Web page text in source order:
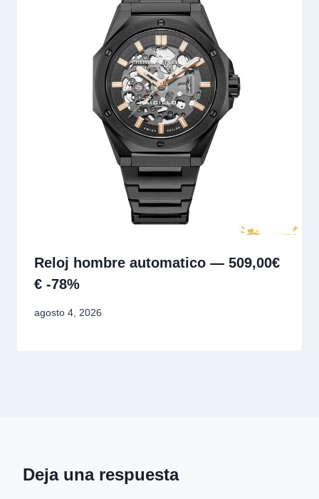
Reloj hombre automatico — 509,00€
€ -78%
agosto 4, 2026
Deja una respuesta